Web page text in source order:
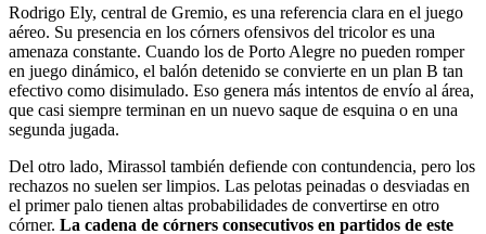
Rodrigo Ely, central de Gremio, es una referencia clara en el juego
aéreo. Su presencia en los córners ofensivos del tricolor es una
amenaza constante. Cuando los de Porto Alegre no pueden romper
en juego dinámico, el balón detenido se convierte en un plan B tan
efectivo como disimulado. Eso genera más intentos de envío al área,
que casi siempre terminan en un nuevo saque de esquina o en una
segunda jugada.
Del otro lado, Mirassol también defiende con contundencia, pero los
rechazos no suelen ser limpios. Las pelotas peinadas o desviadas en
el primer palo tienen altas probabilidades de convertirse en otro
córner. La cadena de córners consecutivos en partidos de este